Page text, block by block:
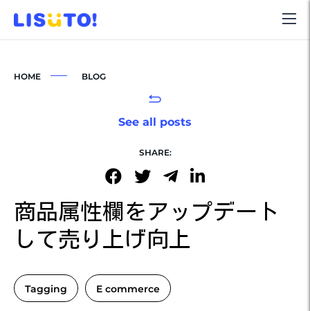
HOME BLOG
商品属性欄をアップデート
して売り上げ向上
Tagging E commerce
See all posts
SHARE: